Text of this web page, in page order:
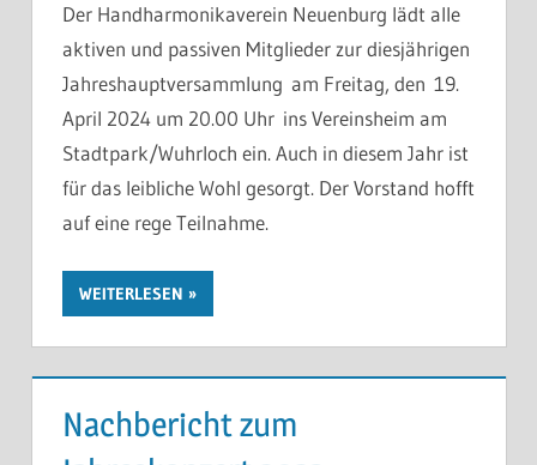
Der Handharmonikaverein Neuenburg lädt alle
aktiven und passiven Mitglieder zur diesjährigen
Jahreshauptversammlung am Freitag, den 19.
April 2024 um 20.00 Uhr ins Vereinsheim am
Stadtpark/Wuhrloch ein. Auch in diesem Jahr ist
für das leibliche Wohl gesorgt. Der Vorstand hofft
auf eine rege Teilnahme.
WEITERLESEN
Nachbericht zum